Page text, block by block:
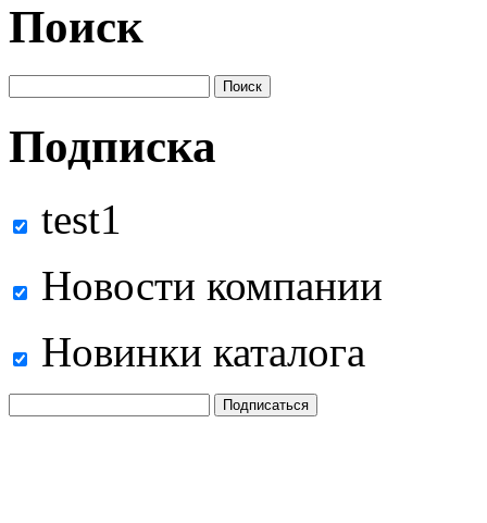
Поиск
Подписка
test1
Новости компании
Новинки каталога